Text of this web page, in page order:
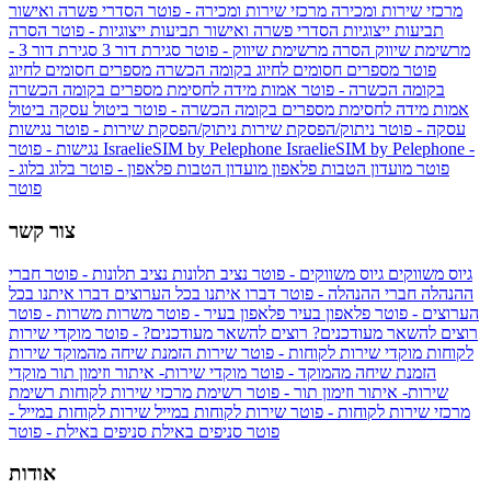
מרכזי שירות ומכירה מרכזי שירות ומכירה - פוטר הסדרי פשרה ואישור
תביעות ייצוגיות הסדרי פשרה ואישור תביעות ייצוגיות - פוטר הסרה
מרשימת שיווק הסרה מרשימת שיווק - פוטר סגירת דור 3
סגירת דור 3 -
פוטר מספרים חסומים לחיוג בקומה הכשרה מספרים חסומים לחיוג
בקומה הכשרה - פוטר אמות מידה לחסימת מספרים בקומה הכשרה
אמות מידה לחסימת מספרים בקומה הכשרה - פוטר ביטול עסקה ביטול
עסקה - פוטר ניתוק/הפסקת שירות ניתוק/הפסקת שירות - פוטר נגישות
IsraelieSIM by Pelephone IsraelieSIM by Pelephone -
פוטר מועדון הטבות פלאפון מועדון הטבות פלאפון - פוטר בלוג בלוג -
פוטר
צור קשר
גיוס משווקים גיוס משווקים - פוטר נציב תלונות נציב תלונות - פוטר חברי
ההנהלה חברי ההנהלה - פוטר דברו איתנו בכל הערוצים דברו איתנו בכל
הערוצים - פוטר פלאפון בעיר פלאפון בעיר - פוטר משרות משרות - פוטר
רוצים להשאר מעודכנים? רוצים להשאר מעודכנים? - פוטר מוקדי שירות
לקוחות מוקדי שירות לקוחות - פוטר שירות הזמנת שיחה מהמוקד שירות
הזמנת שיחה מהמוקד - פוטר מוקדי שירות- איתור וזימון תור מוקדי
שירות- איתור וזימון תור - פוטר רשימת מרכזי שירות לקוחות רשימת
מרכזי שירות לקוחות - פוטר שירות לקוחות במייל שירות לקוחות במייל -
פוטר סניפים באילת סניפים באילת - פוטר
אודות